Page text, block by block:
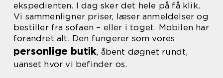
ekspedienten. I dag sker det hele på få klik.
Vi sammenligner priser, læser anmeldelser og
bestiller fra sofaen – eller i toget. Mobilen har
forandret alt. Den fungerer som vores
personlige butik, åbent døgnet rundt,
uanset hvor vi befinder os.